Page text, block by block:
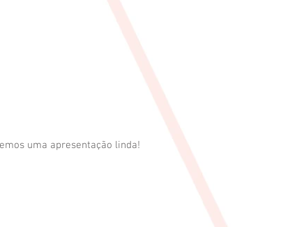
uma apresentação linda!